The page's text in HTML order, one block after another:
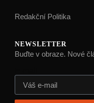
Redakční Politika
NEWSLETTER
Buďte v obraze. Nové